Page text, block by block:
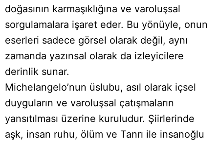
doğasının karmaşıklığına ve varoluşsal
sorgulamalara işaret eder. Bu yönüyle, onun
eserleri sadece görsel olarak değil, aynı
zamanda yazınsal olarak da izleyicilere
derinlik sunar.
Michelangelo’nun üslubu, asıl olarak içsel
duyguların ve varoluşsal çatışmaların
yansıtılması üzerine kuruludur. Şiirlerinde
aşk, insan ruhu, ölüm ve Tanrı ile insanoğlu